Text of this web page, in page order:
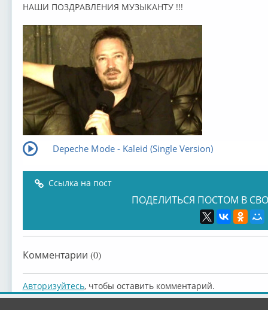
НАШИ ПОЗДРАВЛЕНИЯ МУЗЫКАНТУ !!!
Depeche Mode - Kaleid (Single Version)
Ссылка на пост
ПОДЕЛИТЬСЯ ПОСТОМ В
Комментарии (0)
Авторизуйтесь, чтобы оставить комментарий.